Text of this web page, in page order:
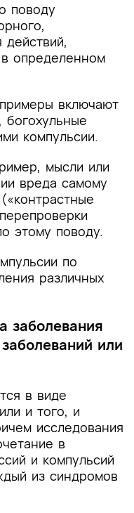
поводу
действий,
определенном
включают
богохульные
компульсии.
мысли или
вреда самому
этому поводу.
по
различных
заболевания
или
в виде
и того, и
исследования
в
и компульсий
из синдромов